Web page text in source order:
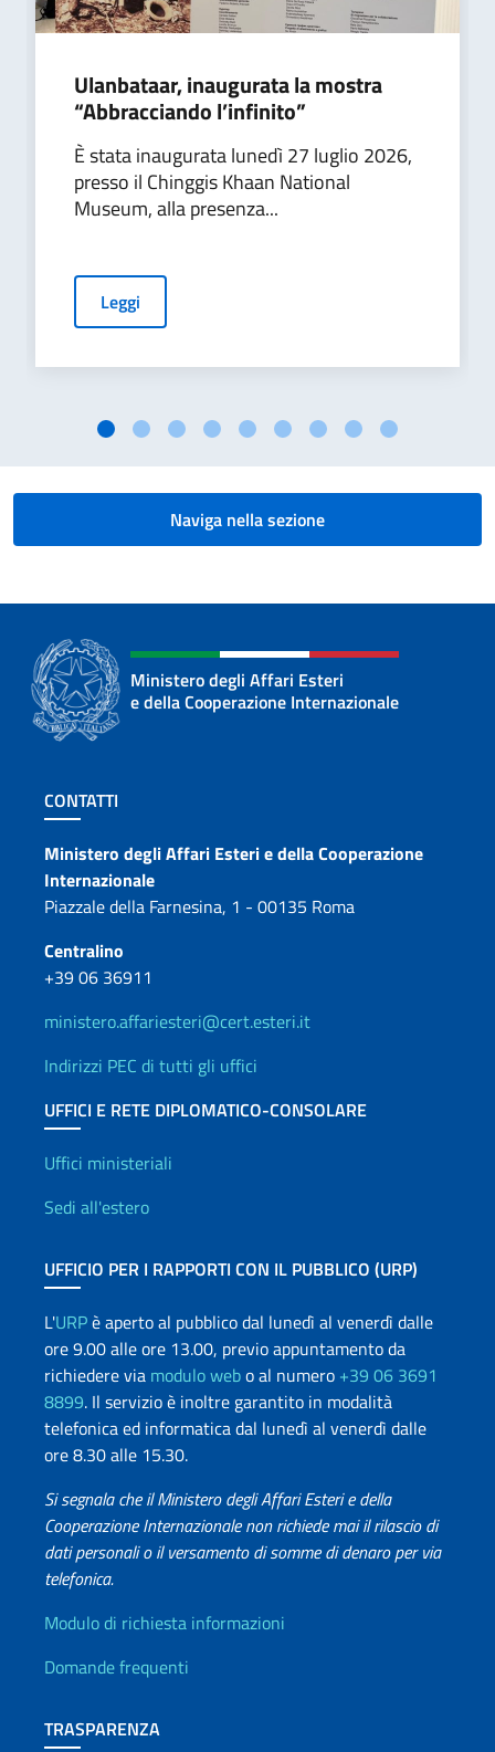
Ulanbataar, inaugurata la mostra
“Abbracciando l’infinito”
È stata inaugurata lunedì 27 luglio 2026,
presso il Chinggis Khaan National
Museum, alla presenza...
Leggi
Naviga nella sezione
Ministero degli Affari Esteri
e della Cooperazione Internazionale
Sezione footer
CONTATTI
Contatti
Ministero degli Affari Esteri e della Cooperazione
Internazionale
Piazzale della Farnesina, 1 - 00135 Roma
Centralino
+39 06 36911
ministero.affariesteri@cert.esteri.it
Indirizzi PEC di tutti gli uffici
UFFICI E RETE DIPLOMATICO-CONSOLARE
Uffici e Rete diplomatica
Uffici ministeriali
Sedi all'estero
UFFICIO PER I RAPPORTI CON IL PUBBLICO (URP)
L'URPè aperto al pubblico dal lunedì al venerdì dalle
ore 9.00 alle ore 13.00, previo appuntamento da
richiedere via modulo webo al numero +39 06 3691
8899. Il servizio è inoltre garantito in modalità
telefonica ed informatica dal lunedì al venerdì dalle
ore 8.30 alle 15.30.
Si segnala che il Ministero degli Affari Esteri e della
Cooperazione Internazionale non richiede mai il rilascio di
dati personali o il versamento di somme di denaro per via
telefonica.
Info utili
Modulo di richiesta informazioni
Domande frequenti
TRASPARENZA